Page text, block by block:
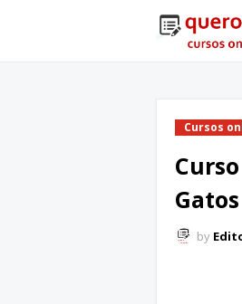
Cursos
Gatos
by